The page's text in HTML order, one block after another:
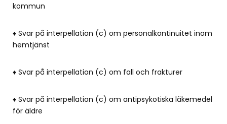
kommun
♦ Svar på interpellation (c) om personalkontinuitet inom
hemtjänst
♦ Svar på interpellation (c) om fall och frakturer
♦ Svar på interpellation (c) om antipsykotiska läkemedel
för äldre